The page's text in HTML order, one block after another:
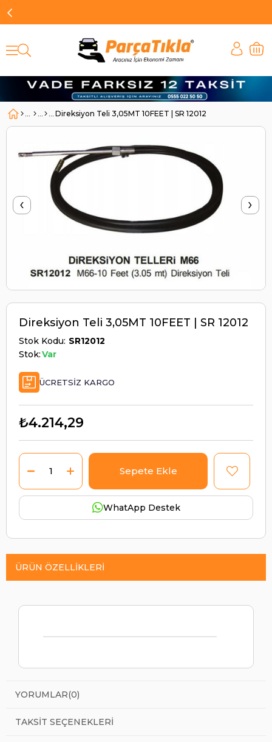
Direksiyon Teli 3,05MT 10FEET | SR 12012
‹ ›
Direksiyon Teli 3,05MT 10FEET | SR 12012
Stok Kodu SR12012
Stok:Var
ÜCRETSIZ KARGO
₺4.214,29
WhatApp Destek
ÜRÜN ÖZELLIKLERI
YORUMLAR(0)
TAKSIT SEÇENEKLERI